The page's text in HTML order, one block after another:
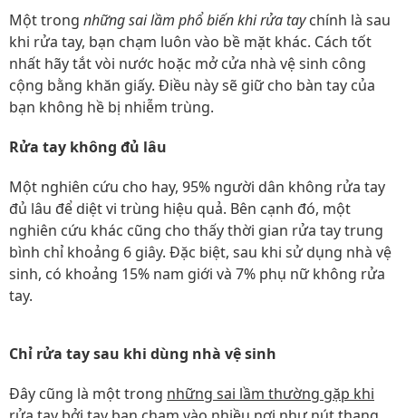
Một trong những sai lầm phổ biến khi rửa taychính là sau
khi rửa tay, bạn chạm luôn vào bề mặt khác. Cách tốt
nhất hãy tắt vòi nước hoặc mở cửa nhà vệ sinh công
cộng bằng khăn giấy. Điều này sẽ giữ cho bàn tay của
bạn không hề bị nhiễm trùng.
Rửa tay không đủ lâu
Một nghiên cứu cho hay, 95% người dân không rửa tay
đủ lâu để diệt vi trùng hiệu quả. Bên cạnh đó, một
nghiên cứu khác cũng cho thấy thời gian rửa tay trung
bình chỉ khoảng 6 giây. Đặc biệt, sau khi sử dụng nhà vệ
sinh, có khoảng 15% nam giới và 7% phụ nữ không rửa
tay.
Chỉ rửa tay sau khi dùng nhà vệ sinh
Đây cũng là một trong những sai lầm thường gặp khi